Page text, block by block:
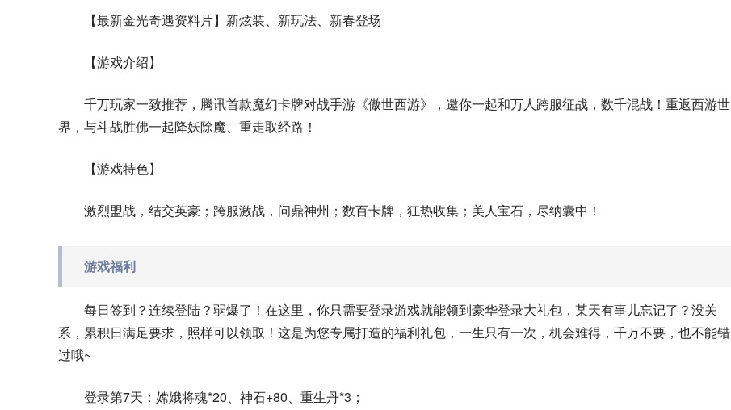
【最新金光奇遇资料片】新炫装、新玩法、新春登场
【游戏介绍】
千万玩家一致推荐，腾讯首款魔幻卡牌对战手游《傲世西游》，邀你一起和万人跨服征战，数千混战！重返西游世
界，与斗战胜佛一起降妖除魔、重走取经路！
【游戏特色】
激烈盟战，结交英豪；跨服激战，问鼎神州；数百卡牌，狂热收集；美人宝石，尽纳囊中！
游戏福利
每日签到？连续登陆？弱爆了！在这里，你只需要登录游戏就能领到豪华登录大礼包，某天有事儿忘记了？没关
系，累积日满足要求，照样可以领取！这是为您专属打造的福利礼包，一生只有一次，机会难得，千万不要，也不能错
过哦~
登录第7天：嫦娥将魂*20、神石+80、重生丹*3；